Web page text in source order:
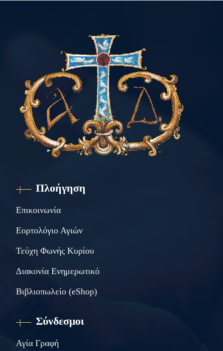
Πλοήγηση
Επικοινωνία
Εορτολόγιο Αγιών
Τεύχη Φωνής Κυρίου
Διακονία Ενημερωτικό
Βιβλιοπωλείο (eShop)
Σύνδεσμοι
Αγία Γραφή